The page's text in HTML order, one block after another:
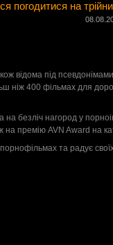
погодитися на
відома під
ніж 400 фільмах для
безліч нагород у
премію AVN Award на
та радує